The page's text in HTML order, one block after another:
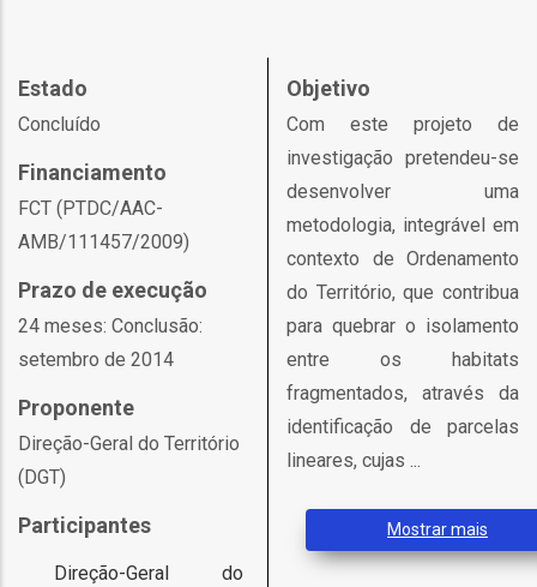
Estado
Concluído
Financiamento
FCT (PTDC/AAC-
AMB/111457/2009)
Prazo de execução
24 meses: Conclusão:
setembro de 2014
Proponente
Direção-Geral do Território
(DGT)
Participantes
Direção-Geral do
Objetivo
Com este projeto de
investigação pretendeu-se
desenvolver uma
metodologia, integrável em
contexto de Ordenamento
do Território, que contribua
para quebrar o isolamento
entre os habitats
fragmentados, através da
identificação de parcelas
lineares, cujas ...
Mostrar mais